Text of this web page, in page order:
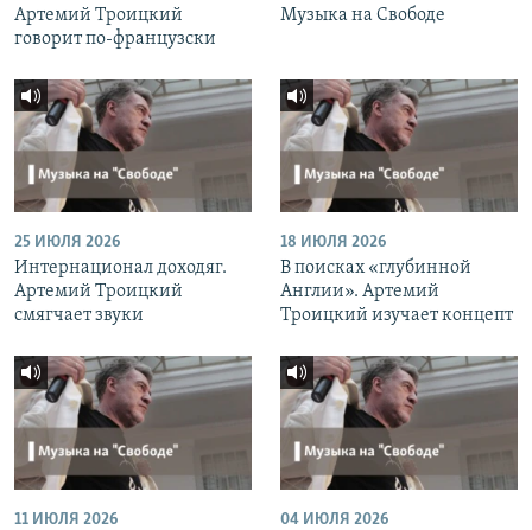
Артемий Троицкий
говорит по-французски
Музыка на Свободе
25 ИЮЛЯ 2026
Интернационал доходяг.
Артемий Троицкий
смягчает звуки
18 ИЮЛЯ 2026
В поисках «глубинной
Англии». Артемий
Троицкий изучает концепт
11 ИЮЛЯ 2026 04 ИЮЛЯ 2026